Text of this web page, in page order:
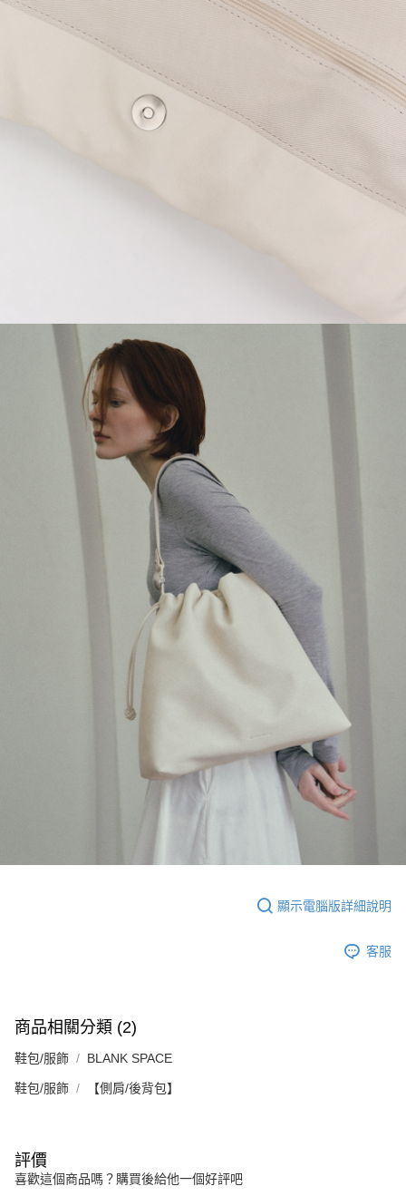
顯示電腦版詳細說明
客服
商品相關分類 (2)
鞋包/服飾 BLANK SPACE
鞋包/服飾 【側肩/後背包】
評價
喜歡這個商品嗎？購買後給他一個好評吧